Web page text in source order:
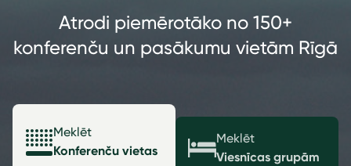
Atrodi piemērotāko no 150+
konferenču un pasākumu vietām Rīgā
Meklēt
Konferenču vietas
Meklēt
Viesnīcas grupām